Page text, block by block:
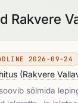
Rakvere
2026-09-24
(Rakvere
sõlmida